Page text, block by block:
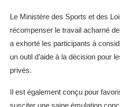
Le Ministère des Sports et des
récompenser le travail acharné
a exhorté les participants à
un outil d’aide à la décision pour
privés.
Il est également conçu pour